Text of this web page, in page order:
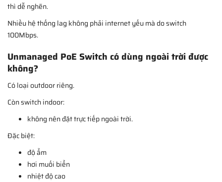
thì dễ nghẽn.
Nhiều hệ thống lag không phải internet yếu mà do switch
100Mbps.
Unmanaged PoE Switch có dùng ngoài trời được
không?
Có loại outdoor riêng.
Còn switch indoor:
không nên đặt trực tiếp ngoài trời.
Đặc biệt:
độ ẩm
hơi muối biển
nhiệt độ cao